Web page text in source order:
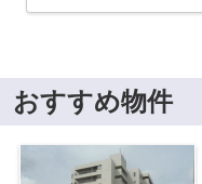
おすすめ物件